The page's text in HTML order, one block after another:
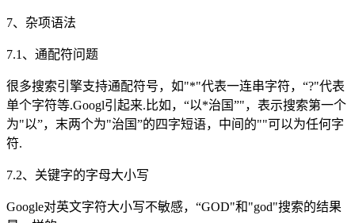
7、杂项语法
7.1、通配符问题
很多搜索引擎支持通配符号，如"*"代表一连串字符，“?"代表
单个字符等.Googl引起来.比如，“以*治国”"，表示搜索第一个
为"以”，末两个为"治国”的四字短语，中间的""可以为任何字
符.
7.2、关键字的字母大小写
Google对英文字符大小写不敏感，“GOD"和"god"搜索的结果